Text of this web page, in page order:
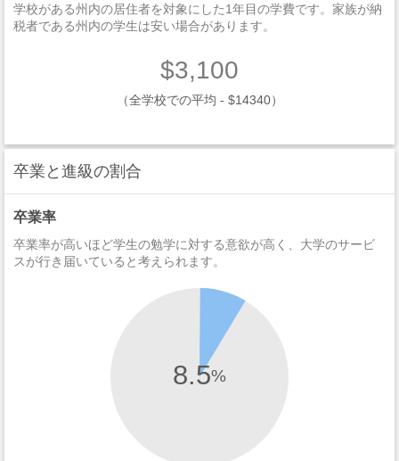
学校がある州内の居住者を対象にした1年目の学費です。家族が納
税者である州内の学生は安い場合があります。
$3,100
（全学校での平均 - $14340）
卒業と進級の割合
卒業率
卒業率が高いほど学生の勉学に対する意欲が高く、大学のサービ
スが行き届いていると考えられます。
8.5%